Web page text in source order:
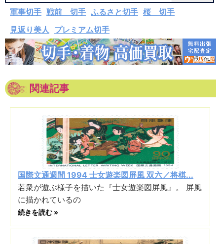
軍事切手 戦前 切手 ふるさと切手 桜 切手
見返り美人 プレミアム切手
関連記事
国際文通週間 1994 士女遊楽図屏風 双六／将棋...
若衆が遊ぶ様子を描いた『士女遊楽図屏風』。 屏風
に描かれているの
続きを読む »